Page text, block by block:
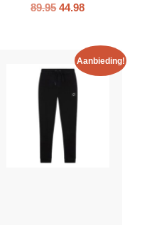
89.95 44.98
Aanbieding!